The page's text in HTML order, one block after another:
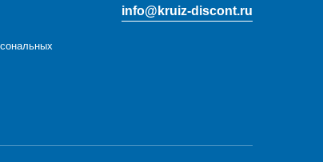
info@kruiz-discont.ru